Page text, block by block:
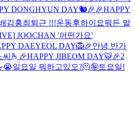
DONGHYUN DAY🐿🎉 🎉HAPPY
김홍최 퇴근 !!!운동후하이요뭐든 말
JOOCHAN '어떤가요'
DAEYEOL DAY🦁🎉안녕 반가
🫰 🎉HAPPY JIBEOM DAY🐯🎉2
😭일요일 뭐하고있오?🫠🤪토요일!